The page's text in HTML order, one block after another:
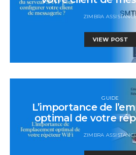
ZIMBRA
VIEW POST
GUIDE
L’importance de
optimal de votre
ZIMBRA